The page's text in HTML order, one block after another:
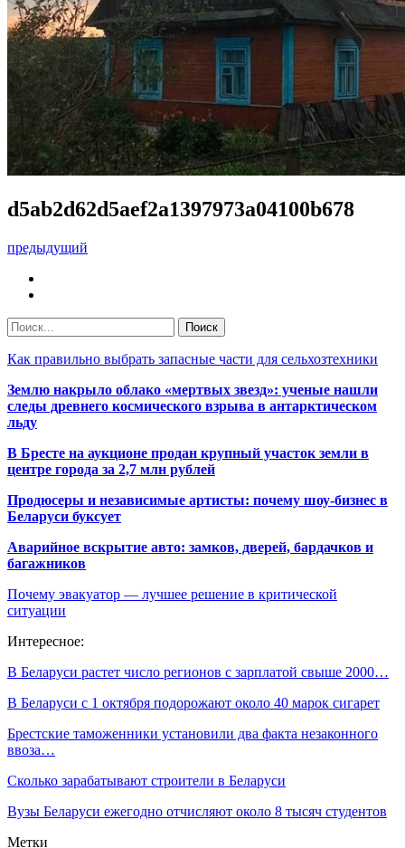
d5ab2d62d5aef2a1397973a04100b678
предыдущий
Как правильно выбрать запасные части для сельхозтехники
Землю накрыло облако «мертвых звезд»: ученые нашли
следы древнего космического взрыва в антарктическом
льду
В Бресте на аукционе продан крупный участок земли в
центре города за 2,7 млн рублей
Продюсеры и независимые артисты: почему шоу-бизнес в
Беларуси буксует
Аварийное вскрытие авто: замков, дверей, бардачков и
багажников
Почему эвакуатор — лучшее решение в критической
ситуации
Интересное:
В Беларуси растет число регионов с зарплатой свыше 2000…
В Беларуси с 1 октября подорожают около 40 марок сигарет
Брестские таможенники установили два факта незаконного
ввоза…
Сколько зарабатывают строители в Беларуси
Вузы Беларуси ежегодно отчисляют около 8 тысяч студентов
Метки